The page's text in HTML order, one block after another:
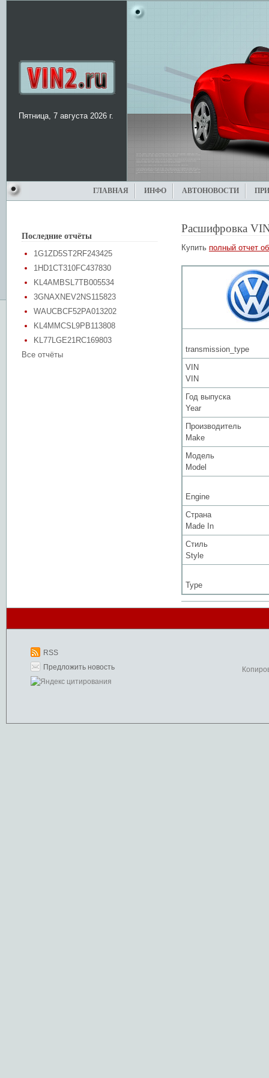
Пятница, 7 августа 2026 г.
ГЛАВНАЯ ИНФО АВТОНОВОСТИ
Последние отчёты
1G1ZD5ST2RF243425
1HD1CT310FC437830
KL4AMBSL7TB005534
3GNAXNEV2NS115823
WAUCBCF52PA013202
KL4MMCSL9PB113808
KL77LGE21RC169803
Все отчёты
Расшифровка
Купить полный отчет
transmission_type
VIN
VIN
Год выпуска
Year
Производитель
Make
Модель
Model
Engine
Страна
Made In
Стиль
Style
Type
RSS
Предложить новость